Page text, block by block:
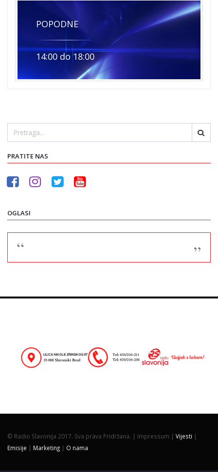
POPODNE
14:00 do 18:00
PRATITE NAS
OGLASI
© Radio Slavonija 2017. Sva prava Pridržana. | Impressum | Vijesti |
Emisije | Marketing | O nama